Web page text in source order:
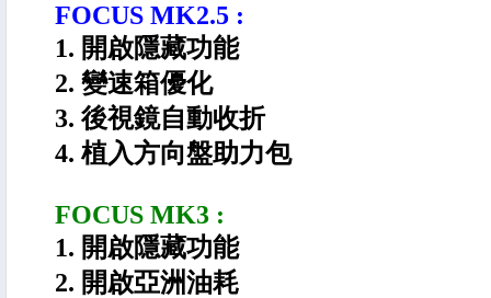
FOCUS MK2.5 :
1. 開啟隱藏功能
2. 變速箱優化
3. 後視鏡自動收折
4. 植入方向盤助力包
FOCUS MK3 :
1. 開啟隱藏功能
2. 開啟亞洲油耗